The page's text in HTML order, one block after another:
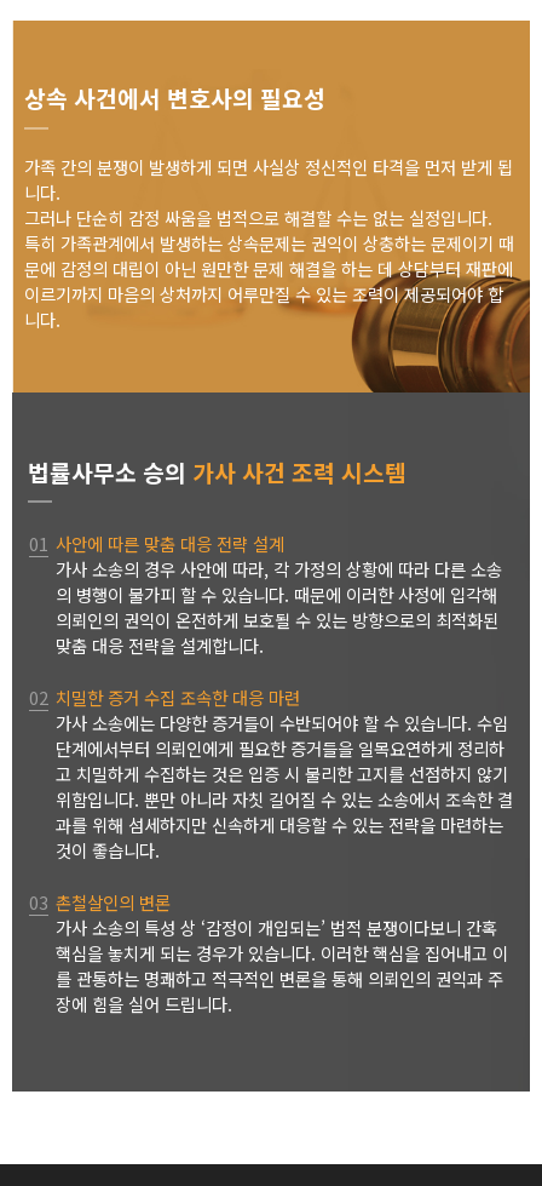
상속 사건에서 변호사의 필요성
가족 간의 분쟁이 발생하게 되면 사실상 정신적인 타격을 먼저 받게 됩
니다.
그러나 단순히 감정 싸움을 법적으로 해결할 수는 없는 실정입니다.
특히 가족관계에서 발생하는 상속문제는 권익이 상충하는 문제이기 때
문에 감정의 대립이 아닌 원만한 문제 해결을 하는 데 상담부터 재판에
이르기까지 마음의 상처까지 어루만질 수 있는 조력이 제공되어야 합
니다.
법률사무소 승의 가사 사건 조력 시스템
01 사안에 따른 맞춤 대응 전략 설계
가사 소송의 경우 사안에 따라, 각 가정의 상황에 따라 다른 소송
의 병행이 불가피 할 수 있습니다. 때문에 이러한 사정에 입각해
의뢰인의 권익이 온전하게 보호될 수 있는 방향으로의 최적화된
맞춤 대응 전략을 설계합니다.
02 치밀한 증거 수집 조속한 대응 마련
가사 소송에는 다양한 증거들이 수반되어야 할 수 있습니다. 수임
단계에서부터 의뢰인에게 필요한 증거들을 일목요연하게 정리하
고 치밀하게 수집하는 것은 입증 시 불리한 고지를 선점하지 않기
위함입니다. 뿐만 아니라 자칫 길어질 수 있는 소송에서 조속한 결
과를 위해 섬세하지만 신속하게 대응할 수 있는 전략을 마련하는
것이 좋습니다.
03 촌철살인의 변론
가사 소송의 특성 상 ‘감정이 개입되는’ 법적 분쟁이다보니 간혹
핵심을 놓치게 되는 경우가 있습니다. 이러한 핵심을 집어내고 이
를 관통하는 명쾌하고 적극적인 변론을 통해 의뢰인의 권익과 주
장에 힘을 실어 드립니다.